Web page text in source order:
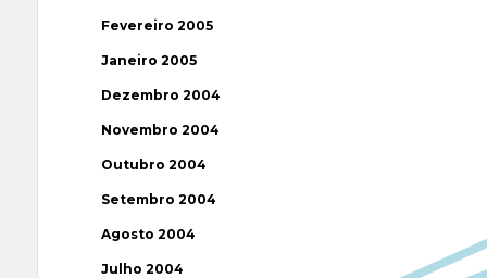
Fevereiro 2005
Janeiro 2005
Dezembro 2004
Novembro 2004
Outubro 2004
Setembro 2004
Agosto 2004
Julho 2004